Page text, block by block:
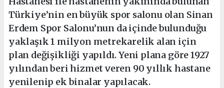
Türkiye’nin en büyük spor salonu olan Sinan
Erdem Spor Salonu’nun da içinde bulunduğu
yaklaşık 1 milyon metrekarelik alan için
plan değişikliği yapıldı. Yeni plana göre 1927
yılından beri hizmet veren 90 yıllık hastane
yenilenip ek binalar yapılacak.